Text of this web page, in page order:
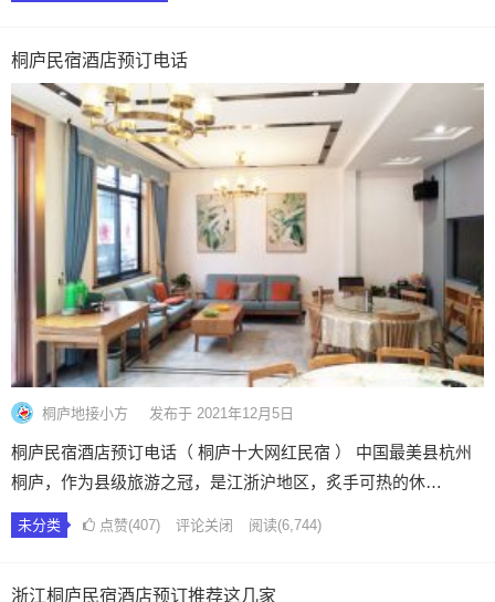
桐庐民宿酒店预订电话
桐庐地接小方 发布于 2021年12月5日
桐庐民宿酒店预订电话（ 桐庐十大网红民宿 ） 中国最美县杭州
桐庐，作为县级旅游之冠，是江浙沪地区，炙手可热的休…
未分类 点赞(407) 评论关闭 阅读(6,744)
浙江桐庐民宿酒店预订推荐这几家